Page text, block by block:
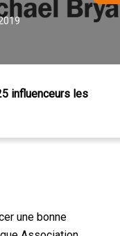
influenceurs les
une bonne